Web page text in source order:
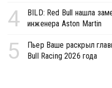
4
BILD: Red Bull нашла
инженера Aston Martin
5
Пьер Ваше раскрыл
Bull Racing 2026 года